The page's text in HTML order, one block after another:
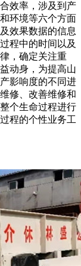
效率，涉及到产
环境等六个方面
效果数据的信息
程中的时间以及
，确定关注重
动身，为提高山
影响度的不同进
修、改善维修和
个生命过程进行
程的个性业务工